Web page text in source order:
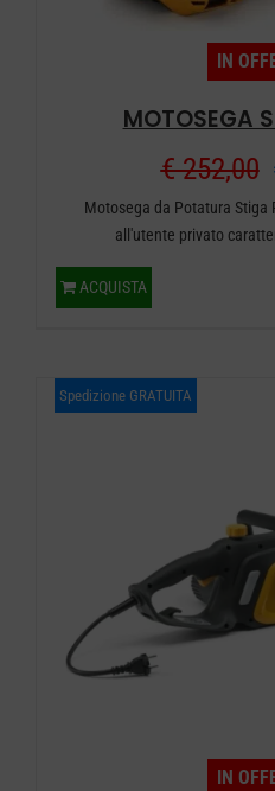
IN
MOTOSEGA
€252,00
Motosega da Potatura Stiga
all'utente privato
ACQUISTA
Spedizione GRATUITA
IN